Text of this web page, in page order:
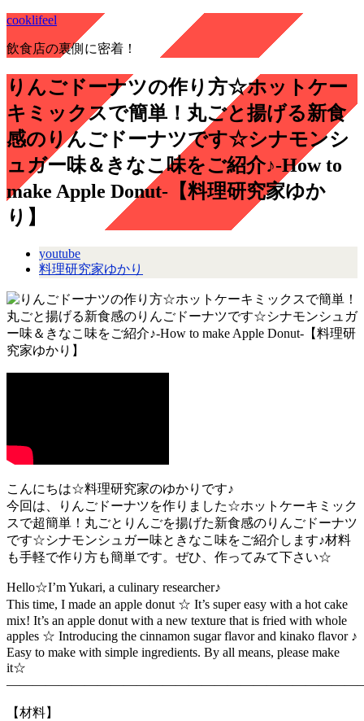
cooklifeel
飲食店の裏側に密着！
りんごドーナツの作り方☆ホットケー
キミックスで簡単！丸ごと揚げる新食
感のりんごドーナツです☆シナモンシ
ュガー味＆きなこ味をご紹介♪-How to
make Apple Donut-【料理研究家ゆか
り】
youtube
料理研究家ゆかり
こんにちは☆料理研究家のゆかりです♪
今回は、りんごドーナツを作りました☆ホットケーキミック
スで超簡単！丸ごとりんごを揚げた新食感のりんごドーナツ
です☆シナモンシュガー味ときなこ味をご紹介します♪材料
も手軽で作り方も簡単です。ぜひ、作ってみて下さい☆
Hello☆I’m Yukari, a culinary researcher♪
This time, I made an apple donut ☆ It’s super easy with a hot cake
mix! It’s an apple donut with a new texture that is fried with whole
apples ☆ Introducing the cinnamon sugar flavor and kinako flavor ♪
Easy to make with simple ingredients. By all means, please make
it☆
【材料】